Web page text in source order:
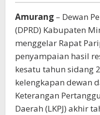
Amurang – Dewan
(DPRD) Kabupaten
menggelar Rapat
penyampaian hasil
kesatu tahun sidang
kelengkapan dewan
Keterangan
Daerah (LKPJ) akhir